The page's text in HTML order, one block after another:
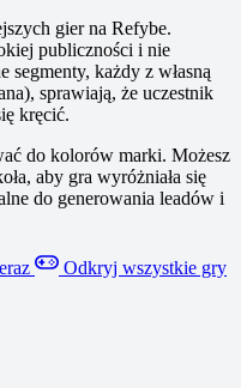
gier na Refybe.
publiczności i nie
segmenty, każdy z własną
sprawiają, że uczestnik
kręcić.
do kolorów marki. Możesz
aby gra wyróżniała się
do generowania leadów i
Odkryj wszystkie gry